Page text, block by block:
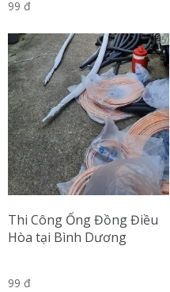
99 đ
Thi Công Ống Đồng Điều
Hòa tại Bình Dương
99 đ